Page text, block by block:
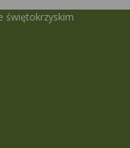
świętokrzyskim